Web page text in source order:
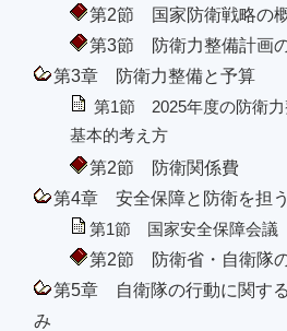
第2節 国家防衛戦略の
第3節 防衛力整備計画
第3章 防衛力整備と予算
第1節 2025年度の防衛力
基本的考え方
第2節 防衛関係費
第4章 安全保障と防衛を担
第1節 国家安全保障会議
第2節 防衛省・自衛隊
第5章 自衛隊の行動に関す
み